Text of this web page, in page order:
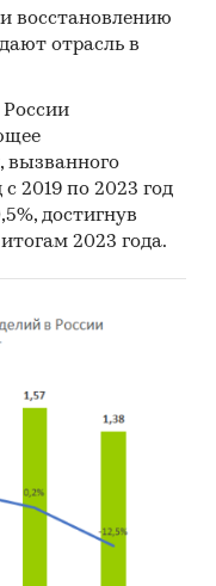
восстановлению
отрасль в
вызванного
2019 по 2023 год
достигнув
2023 года.